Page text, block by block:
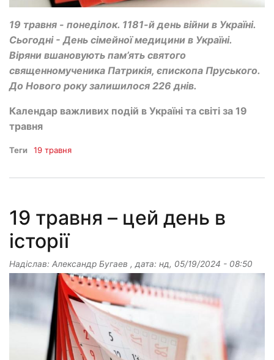
19 травня - понеділок. 1181-й день війни в Україні.
Сьогодні - День сімейної медицини в Україні.
Віряни вшановують пам’ять святого
священномученика Патрикія, єпископа Пруського.
До Нового року залишилося 226 днів.
Календар важливих подій в Україні та світі за 19
травня
Теги 19 травня
19 травня – цей день в
історії
Надіслав: Александр Бугаев , дата: нд, 05/19/2024 - 08:50